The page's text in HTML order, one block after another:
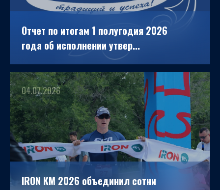
Отчет по итогам 1 полугодия 2026
года об исполнении утвер...
04.07.2026
IRON KM 2026 объединил сотни